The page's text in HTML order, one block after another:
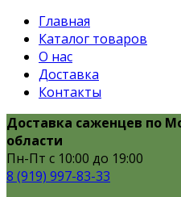
Главная
Каталог товаров
О нас
Доставка
Контакты
Доставка саженцев по
области
Пн-Пт с 10:00 до 19:00
8 (919) 997-83-33